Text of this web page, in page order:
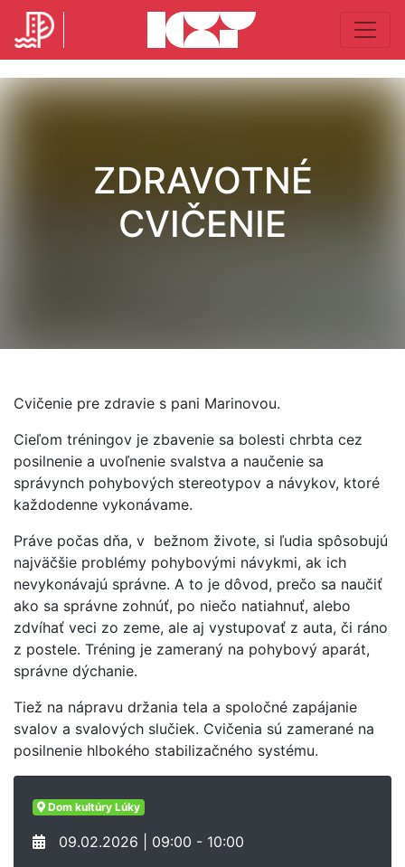
ZDRAVOTNÉ
CVIČENIE
Cvičenie pre zdravie s pani Marinovou.
Cieľom tréningov je zbavenie sa bolesti chrbta cez
posilnenie a uvoľnenie svalstva a naučenie sa
správynch pohybových stereotypov a návykov, ktoré
každodenne vykonávame.
Práve počas dňa, v bežnom živote, si ľudia spôsobujú
najväčšie problémy pohybovými návykmi, ak ich
nevykonávajú správne. A to je dôvod, prečo sa naučiť
ako sa správne zohnúť, po niečo natiahnuť, alebo
zdvíhať veci zo zeme, ale aj vystupovať z auta, či ráno
z postele. Tréning je zameraný na pohybový aparát,
správne dýchanie.
Tiež na nápravu držania tela a spoločné zapájanie
svalov a svalových slučiek. Cvičenia sú zamerané na
posilnenie hlbokého stabilizačného systému.
Dom kultúry Lúky
09.02.2026 | 09:00 - 10:00